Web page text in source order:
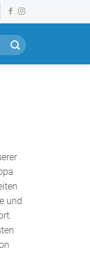
und